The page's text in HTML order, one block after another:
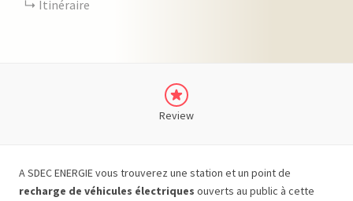
Itinéraire
Review
A SDEC ENERGIE vous trouverez une station et un point de
recharge de véhicules électriques ouverts au public à cette